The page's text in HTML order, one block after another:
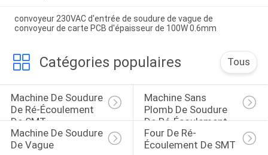
convoyeur 230VAC d'entrée de soudure de vague de
convoyeur de carte PCB d'épaisseur de 100W 0.6mm
Catégories populaires Tous
Machine De Soudure
De Ré-Écoulement
De SMT
Machine Sans
Plomb De Soudure
De Ré-Écoulement
Machine De Soudure
De Vague
Four De Ré-
Écoulement De SMT